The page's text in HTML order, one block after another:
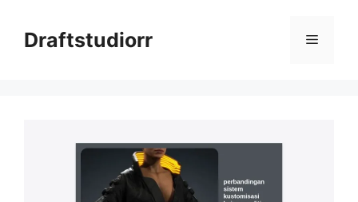
contentDraftstudiorr Menu